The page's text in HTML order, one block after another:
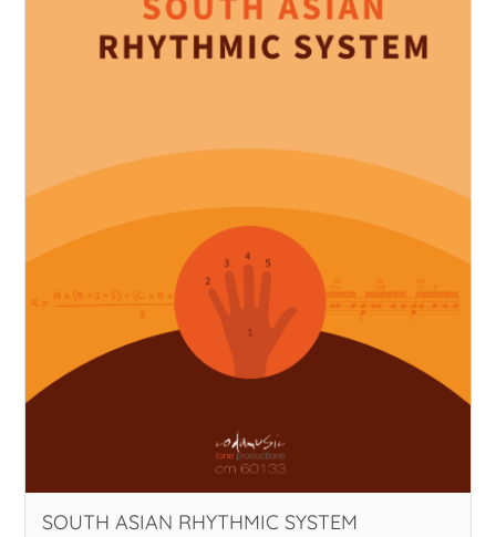
SOUTH ASIAN RHYTHMIC SYSTEM